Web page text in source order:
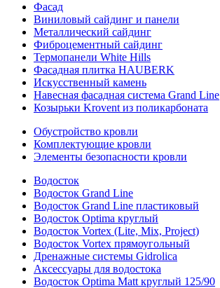
Фасад
Виниловый сайдинг и панели
Металлический сайдинг
Фиброцементный сайдинг
Термопанели White Hills
Фасадная плитка HAUBERK
Искусственный камень
Навесная фасадная система Grand Line
Козырьки Krovent из поликарбоната
Обустройство кровли
Комплектующие кровли
Элементы безопасности кровли
Водосток
Водосток Grand Line
Водосток Grand Line пластиковый
Водосток Optima круглый
Водосток Vortex (Lite, Mix, Project)
Водосток Vortex прямоугольный
Дренажные системы Gidrolica
Аксессуары для водостока
Водосток Optima Matt круглый 125/90